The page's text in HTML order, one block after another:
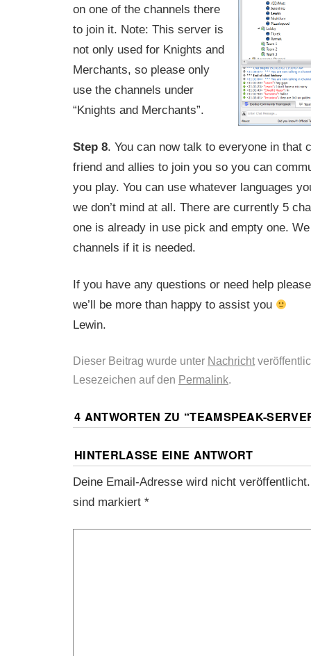
on one of the channels there
to join it. Note: This server is
not only used for Knights and
Merchants, so please only
use the channels under
“Knights and Merchants”.
Step 8. You can now talk to everyone in that
friend and allies to join you so you can
you play. You can use whatever languages
we don’t mind at all. There are currently 5
one is already in use pick and empty one.
channels if it is needed.
If you have any questions or need help
we’ll be more than happy to assist you
Lewin.
Dieser Beitrag wurde unter Nachricht
Lesezeichen auf den Permalink.
4 ANTWORTEN ZU “TEAMSPEAK-
HINTERLASSE EINE ANTWORT
Deine Email-Adresse wird nicht veröffentlicht.
sind markiert *